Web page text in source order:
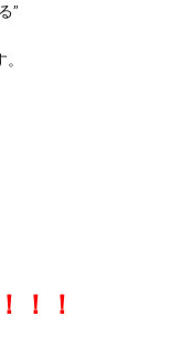
”
！！